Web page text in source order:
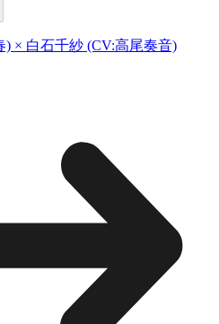
) × 白石千紗 (CV:高尾奏音)